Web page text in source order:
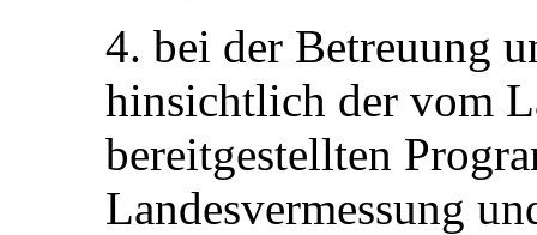
4. bei der Betreuung
hinsichtlich der vom
bereitgestellten
Landesvermessung